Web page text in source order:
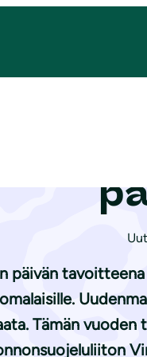
Luonnonkukkien päivänä
päivän
Tämän